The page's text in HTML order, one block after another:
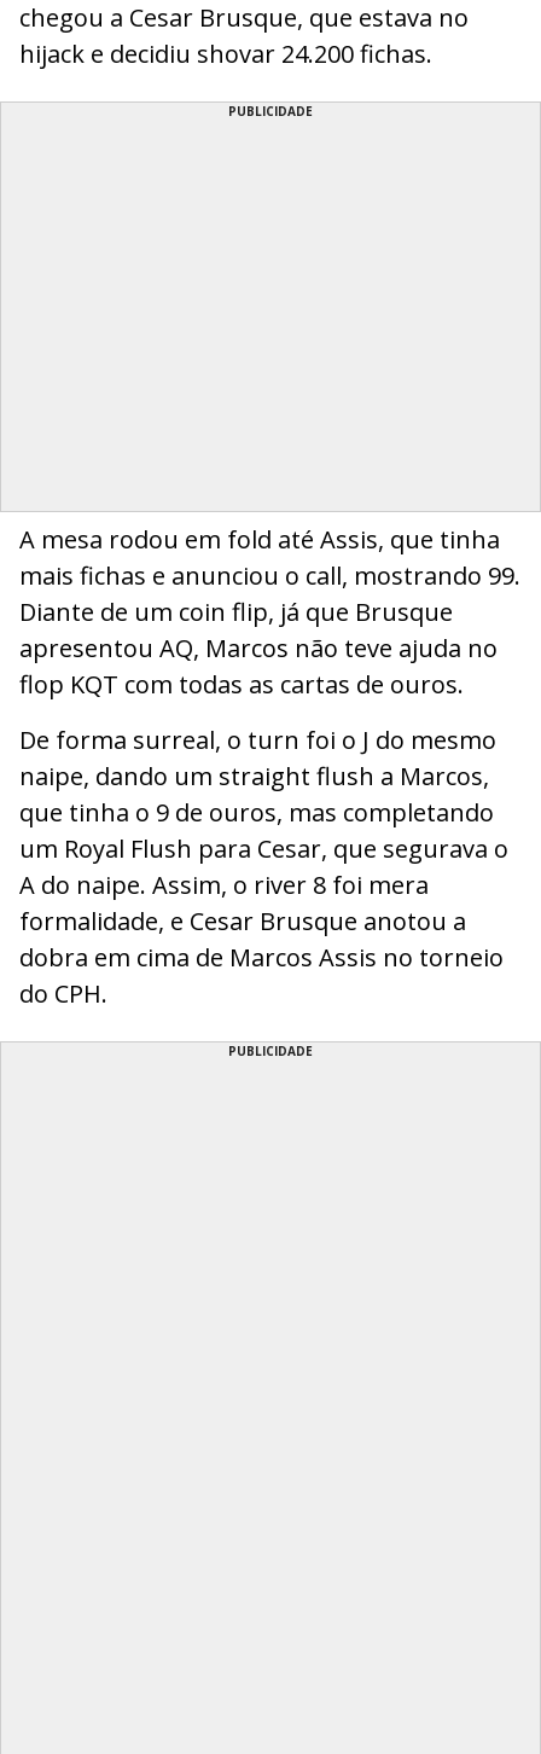
chegou a Cesar Brusque, que estava no
hijack e decidiu shovar 24.200 fichas.
PUBLICIDADE
A mesa rodou em fold até Assis, que tinha
mais fichas e anunciou o call, mostrando 99.
Diante de um coin flip, já que Brusque
apresentou AQ, Marcos não teve ajuda no
flop KQT com todas as cartas de ouros.
De forma surreal, o turn foi o J do mesmo
naipe, dando um straight flush a Marcos,
que tinha o 9 de ouros, mas completando
um Royal Flush para Cesar, que segurava o
A do naipe. Assim, o river 8 foi mera
formalidade, e Cesar Brusque anotou a
dobra em cima de Marcos Assis no torneio
do CPH.
PUBLICIDADE